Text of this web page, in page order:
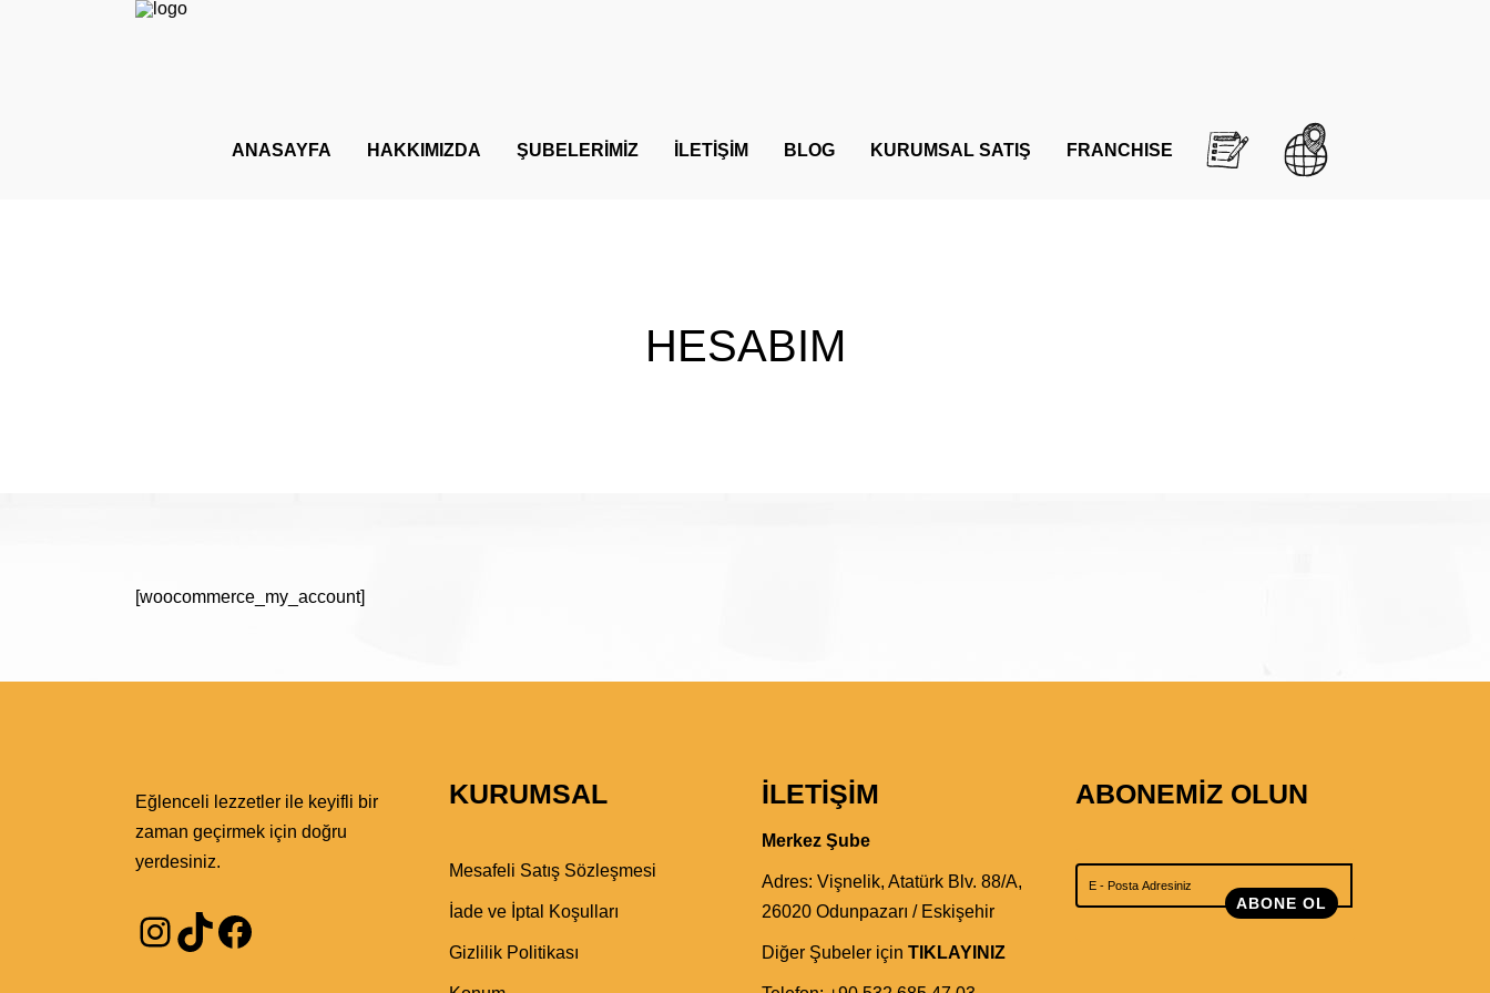
ANASAYFA HAKKIMIZDA ŞUBELERİMİZ İLETİŞİM BLOG KURUMSAL SATIŞ FRANCHISE
HESABIM
[woocommerce_my_account]
Eğlenceli lezzetler ile keyifli bir
zaman geçirmek için doğru
yerdesiniz.
Instagram
TikTok
Facebook
KURUMSAL
Mesafeli Satış Sözleşmesi
İade ve İptal Koşulları
Gizlilik Politikası
İLETIŞIM
Merkez Şube
Adres: Vişnelik, Atatürk Blv. 88/A,
26020 Odunpazarı / Eskişehir
Diğer Şubeler için TIKLAYINIZ
ABONEMİZ OLUN
ABONE OL